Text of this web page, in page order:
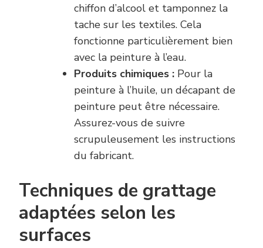
chiffon d’alcool et tamponnez la
tache sur les textiles. Cela
fonctionne particulièrement bien
avec la peinture à l’eau.
Produits chimiques : Pour la
peinture à l’huile, un décapant de
peinture peut être nécessaire.
Assurez-vous de suivre
scrupuleusement les instructions
du fabricant.
Techniques de grattage
adaptées selon les
surfaces